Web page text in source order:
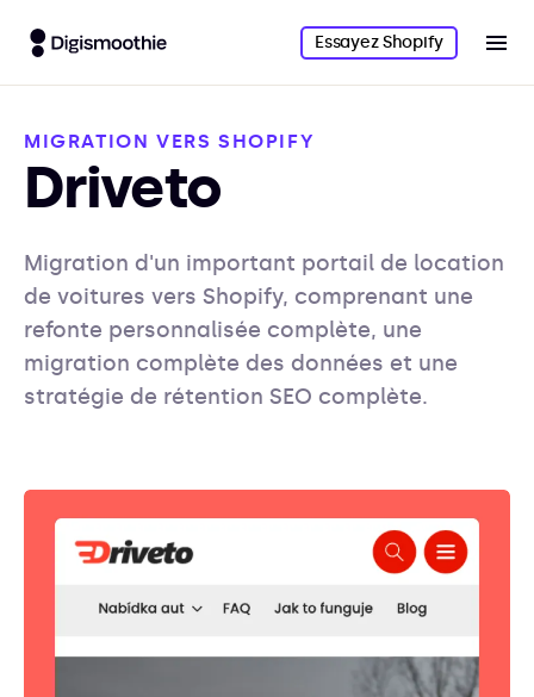
Essayez Shopify
MIGRATION VERS SHOPIFY
Driveto
Migration d'un important portail de location
de voitures vers Shopify, comprenant une
refonte personnalisée complète, une
migration complète des données et une
stratégie de rétention SEO complète.